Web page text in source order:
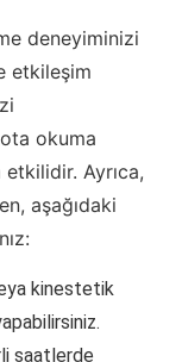
deneyiminizi
etkileşim
okuma
Ayrıca,
aşağıdaki
kinestetik
saatlerde